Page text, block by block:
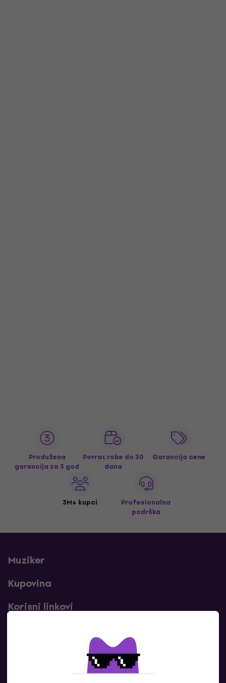
Produžena
garancija za 3 god
Povrat robe do 30
dana
Garancija cene
3M+ kupci
Profesionalna
podrška
Muziker
Kupovina
Korisni linkovi
Kontakti
Kontaktiraj nas